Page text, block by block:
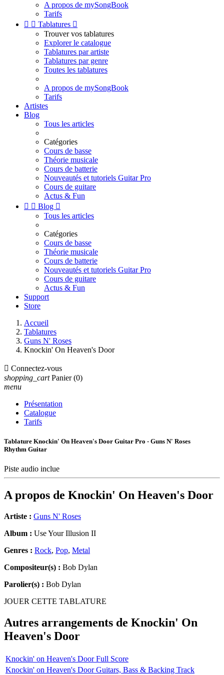
A propos de mySongBook
Tarifs
  Tablatures 
Trouver vos tablatures
Explorer le catalogue
Tablatures par artiste
Tablatures par genre
Toutes les tablatures
A propos de mySongBook
Tarifs
Artistes
Blog
Tous les articles
Catégories
Cours de basse
Théorie musicale
Cours de batterie
Nouveautés et tutoriels Guitar Pro
Cours de guitare
Actus & Fun
  Blog 
Tous les articles
Catégories
Cours de basse
Théorie musicale
Cours de batterie
Nouveautés et tutoriels Guitar Pro
Cours de guitare
Actus & Fun
Support
Store
Accueil
Tablatures
Guns N' Roses
Knockin' On Heaven's Door
 Connectez-vous
shopping_cart Panier (0)
menu
Présentation
Catalogue
Tarifs
Tablature Knockin' On Heaven's Door Guitar Pro - Guns N' Roses
Rhythm Guitar
Piste audio inclue
A propos de Knockin' On Heaven's Door
Artiste : Guns N' Roses
Album : Use Your Illusion II
Genres : Rock, Pop, Metal
Compositeur(s) : Bob Dylan
Parolier(s) : Bob Dylan
JOUER CETTE TABLATURE
Autres arrangements de Knockin' On
Heaven's Door
Knockin' on Heaven's Door Full Score
Knockin' on Heaven's Door Guitars, Bass & Backing Track